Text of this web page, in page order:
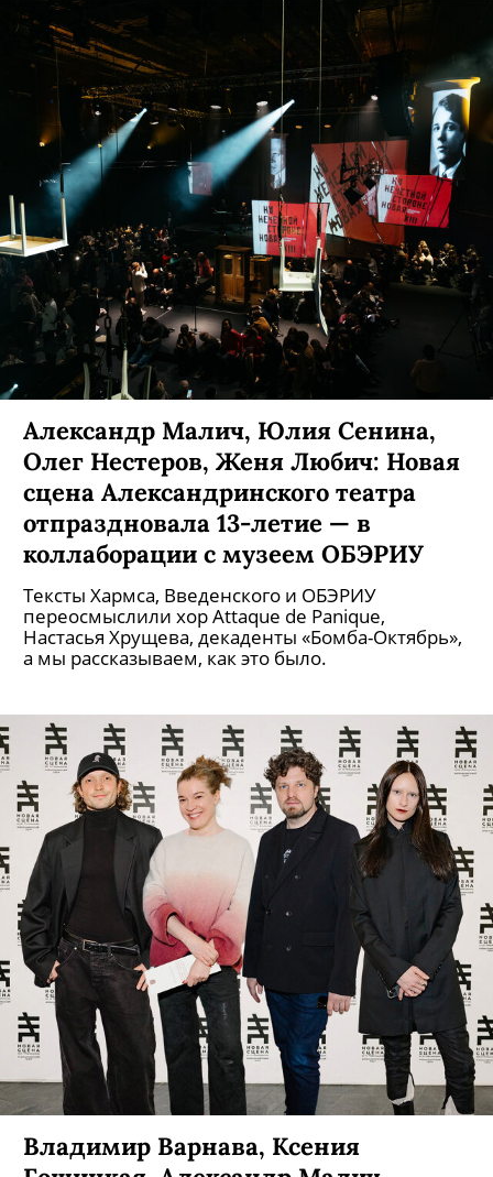
Александр Малич, Юлия Сенина,
Олег Нестеров, Женя Любич: Новая
сцена Александринского театра
отпраздновала 13-летие — в
коллаборации с музеем ОБЭРИУ
Тексты Хармса, Введенского и ОБЭРИУ
переосмыслили хор Attaque de Panique,
Настасья Хрущева, декаденты «Бомба-Октябрь»,
а мы рассказываем, как это было.
Владимир Варнава, Ксения